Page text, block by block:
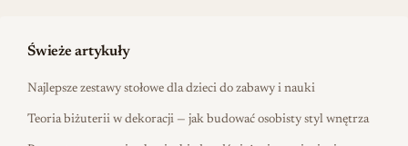
Świeże artykuły
Najlepsze zestawy stołowe dla dzieci do zabawy i nauki
Teoria biżuterii w dekoracji — jak budować osobisty styl wnętrza